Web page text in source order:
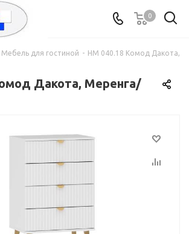
0
Мебель для гостиной - НМ 040.18 Комод Дакота,
Дакота, Меренга/